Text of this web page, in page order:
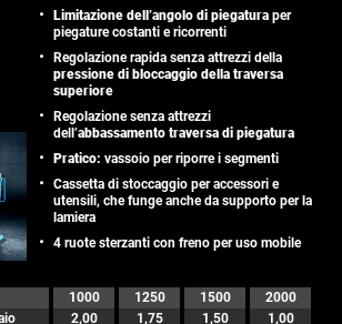
Limitazione dell’angolo di piegatura per
piegature costanti e ricorrenti
Regolazione rapida senza attrezzi della
pressione di bloccaggio della traversa
superiore
Regolazione senza attrezzi
dell’abbassamento traversa di piegatura
Pratico: vassoio per riporre i segmenti
Cassetta di stoccaggio per accessori e
utensili, che funge anche da supporto per la
lamiera
4 ruote sterzanti con freno per uso mobile
1000 1250 1500
2000
2,00 1,75 1,50 1,00